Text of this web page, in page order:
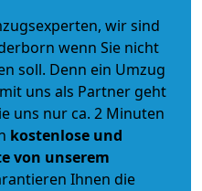
wir sind
wenn Sie nicht
soll. Denn ein Umzug
uns als Partner geht
uns nur ca. 2 Minuten
kostenlose und
von unserem
Ihnen die